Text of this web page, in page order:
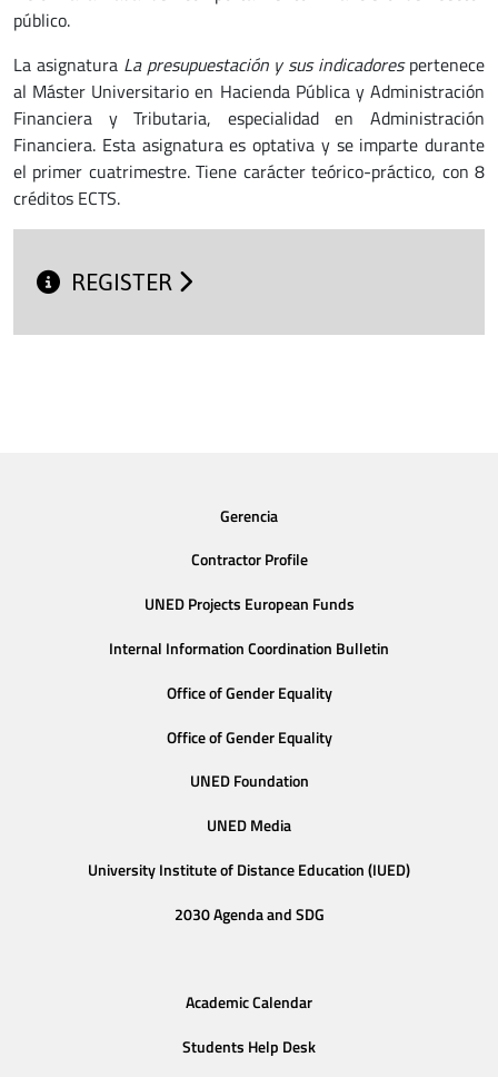
público.
La asignatura La presupuestación y sus indicadorespertenece
al Máster Universitario en Hacienda Pública y Administración
Financiera y Tributaria, especialidad en Administración
Financiera. Esta asignatura es optativa y se imparte durante
el primer cuatrimestre. Tiene carácter teórico-práctico, con 8
créditos ECTS.
REGISTER
Gerencia
Contractor Profile
UNED Projects European Funds
Internal Information Coordination Bulletin
Office of Gender Equality
Office of Gender Equality
UNED Foundation
UNED Media
University Institute of Distance Education (IUED)
2030 Agenda and SDG
Academic Calendar
Students Help Desk